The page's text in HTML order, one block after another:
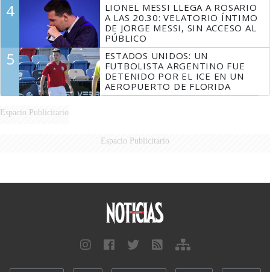
4
LIONEL MESSI LLEGA A ROSARIO
A LAS 20.30: VELATORIO ÍNTIMO
DE JORGE MESSI, SIN ACCESO AL
PÚBLICO
5
ESTADOS UNIDOS: UN
FUTBOLISTA ARGENTINO FUE
DETENIDO POR EL ICE EN UN
AEROPUERTO DE FLORIDA
Espacio Publicitario
Espacio Publicitario